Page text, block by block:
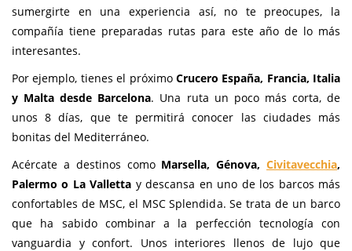
sumergirte en una experiencia así, no te preocupes, la
compañía tiene preparadas rutas para este año de lo más
interesantes.
Por ejemplo, tienes el próximo Crucero España, Francia, Italia
y Malta desde Barcelona. Una ruta un poco más corta, de
unos 8 días, que te permitirá conocer las ciudades más
bonitas del Mediterráneo.
Acércate a destinos como Marsella, Génova,Civitavecchia,
Palermo o La Valletta y descansa en uno de los barcos más
confortables de MSC, el MSC Splendida. Se trata de un barco
que ha sabido combinar a la perfección tecnología con
vanguardia y confort. Unos interiores llenos de lujo que